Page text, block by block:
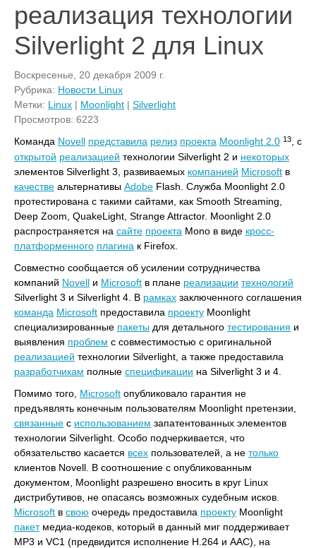
реализация технологии
Silverlight 2 для Linux
Воскресенье, 20 декабря 2009 г.
Рубрика: Новости Linux
Метки: Linux | Moonlight | Silverlight
Просмотров: 6223
Команда Novell представила релиз проекта Moonlight 2.0 13
, с
открытой реализацией технологии Silverlight 2 и некоторых
элементов Silverlight 3, развиваемых компанией Microsoft в
качестве альтернативы Adobe Flash. Служба Moonlight 2.0
протестирована с такими сайтами, как Smooth Streaming,
Deep Zoom, QuakeLight, Strange Attractor. Moonlight 2.0
распространяется на сайте проекта Mono в виде кросс-
платформенного плагина к Firefox.
Совместно сообщается об усилении сотрудничества
компаний Novell и Microsoft в плане реализации технологий
Silverlight 3 и Silverlight 4. В рамках заключенного соглашения
команда Microsoft предоставила проекту Moonlight
специализированные пакеты для детального тестирования и
выявления проблем с совместимостью с оригинальной
реализацией технологии Silverlight, а также предоставила
разработчикам полные спецификации на Silverlight 3 и 4.
Помимо того, Microsoft опубликовало гарантия не
предъявлять конечным пользователям Moonlight претензии,
связанные с использованием запатентованных элементов
технологии Silverlight. Особо подчеркивается, что
обязательство касается всех пользователей, а не только
клиентов Novell. В соотношение с опубликованным
документом, Moonlight разрешено вносить в круг Linux
дистрибутивов, не опасаясь возможных судебным исков.
Microsoft в свою очередь предоставила проекту Moonlight
пакетмедиа-кодеков, который в данный миг поддерживает
MP3 и VC1 (предвидится исполнение H.264 и AAC), на